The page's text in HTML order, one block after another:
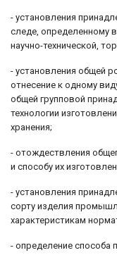
- установления
следе, определенному
научно-технической,
- установления общей
отнесение к одному
общей групповой
технологии
хранения;
- отождествления
и способу их
- установления
сорту изделия
характеристикам
- определение способа